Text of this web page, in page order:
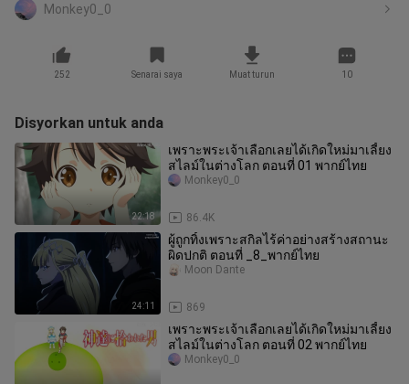
Monkey0_0
252 Senarai saya Muat turun 10
Disyorkan untuk anda
22:18
เพราะพระเจ้าเลือกเลยได้เกิดใหม่มาเลี้ยง
สไลม์ในต่างโลก ตอนที่ 01 พากย์ไทย
86.4K
Monkey0_0
24:11
ผู้ถูกทิ้งเพราะสกิลไร้ค่าอย่างสร้างสถานะ
ผิดปกติ ตอนที่ _8_พากย์ไทย
869
Moon Dante
เพราะพระเจ้าเลือกเลยได้เกิดใหม่มาเลี้ยง
สไลม์ในต่างโลก ตอนที่ 02 พากย์ไทย
Monkey0_0